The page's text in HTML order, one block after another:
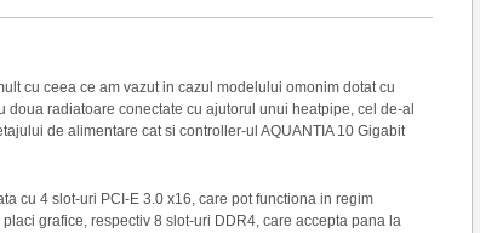
cu ceea ce am vazut in cazul modelului omonim dotat cu
radiatoare conectate cu ajutorul unui heatpipe, cel de-al
de alimentare cat si controller-ul AQUANTIA 10 Gigabit
cu 4 slot-uri PCI-E 3.0 x16, care pot functiona in regim
grafice, respectiv 8 slot-uri DDR4, care accepta pana la